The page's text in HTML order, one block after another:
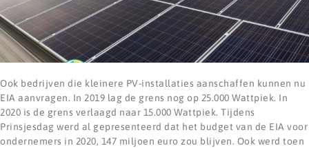
Ook bedrijven die kleinere PV-installaties aanschaffen kunnen nu
EIA aanvragen. In 2019 lag de grens nog op 25.000 Wattpiek. In
2020 is de grens verlaagd naar 15.000 Wattpiek. Tijdens
Prinsjesdag werd al gepresenteerd dat het budget van de EIA voor
ondernemers in 2020, 147 miljoen euro zou blijven. Ook werd toen